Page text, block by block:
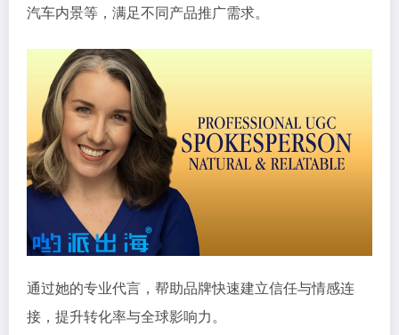
汽车内景等，满足不同产品推广需求。
通过她的专业代言，帮助品牌快速建立信任与情感连
接，提升转化率与全球影响力。